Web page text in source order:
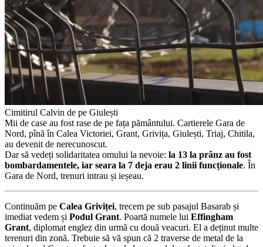
Cimitirul Calvin de pe Giulești
Mii de case au fost rase de pe fața pământului. Cartierele Gara de
Nord, pînă în Calea Victoriei, Grant, Grivița, Giulești, Triaj, Chitila,
au devenit de nerecunoscut.
Dar să vedeți solidaritatea omului la nevoie: la 13 la prânz au fost
bombardamentele, iar seara la 7 deja erau 2 linii funcționale. În
Gara de Nord, trenuri intrau și ieșeau.
Continuăm pe Calea Griviței, trecem pe sub pasajul Basarab și
imediat vedem și Podul Grant. Poartă numele lui Effingham
Grant, diplomat englez din urmă cu două veacuri. El a deținut multe
terenuri din zonă. Trebuie să vă spun că 2 traverse de metal de la